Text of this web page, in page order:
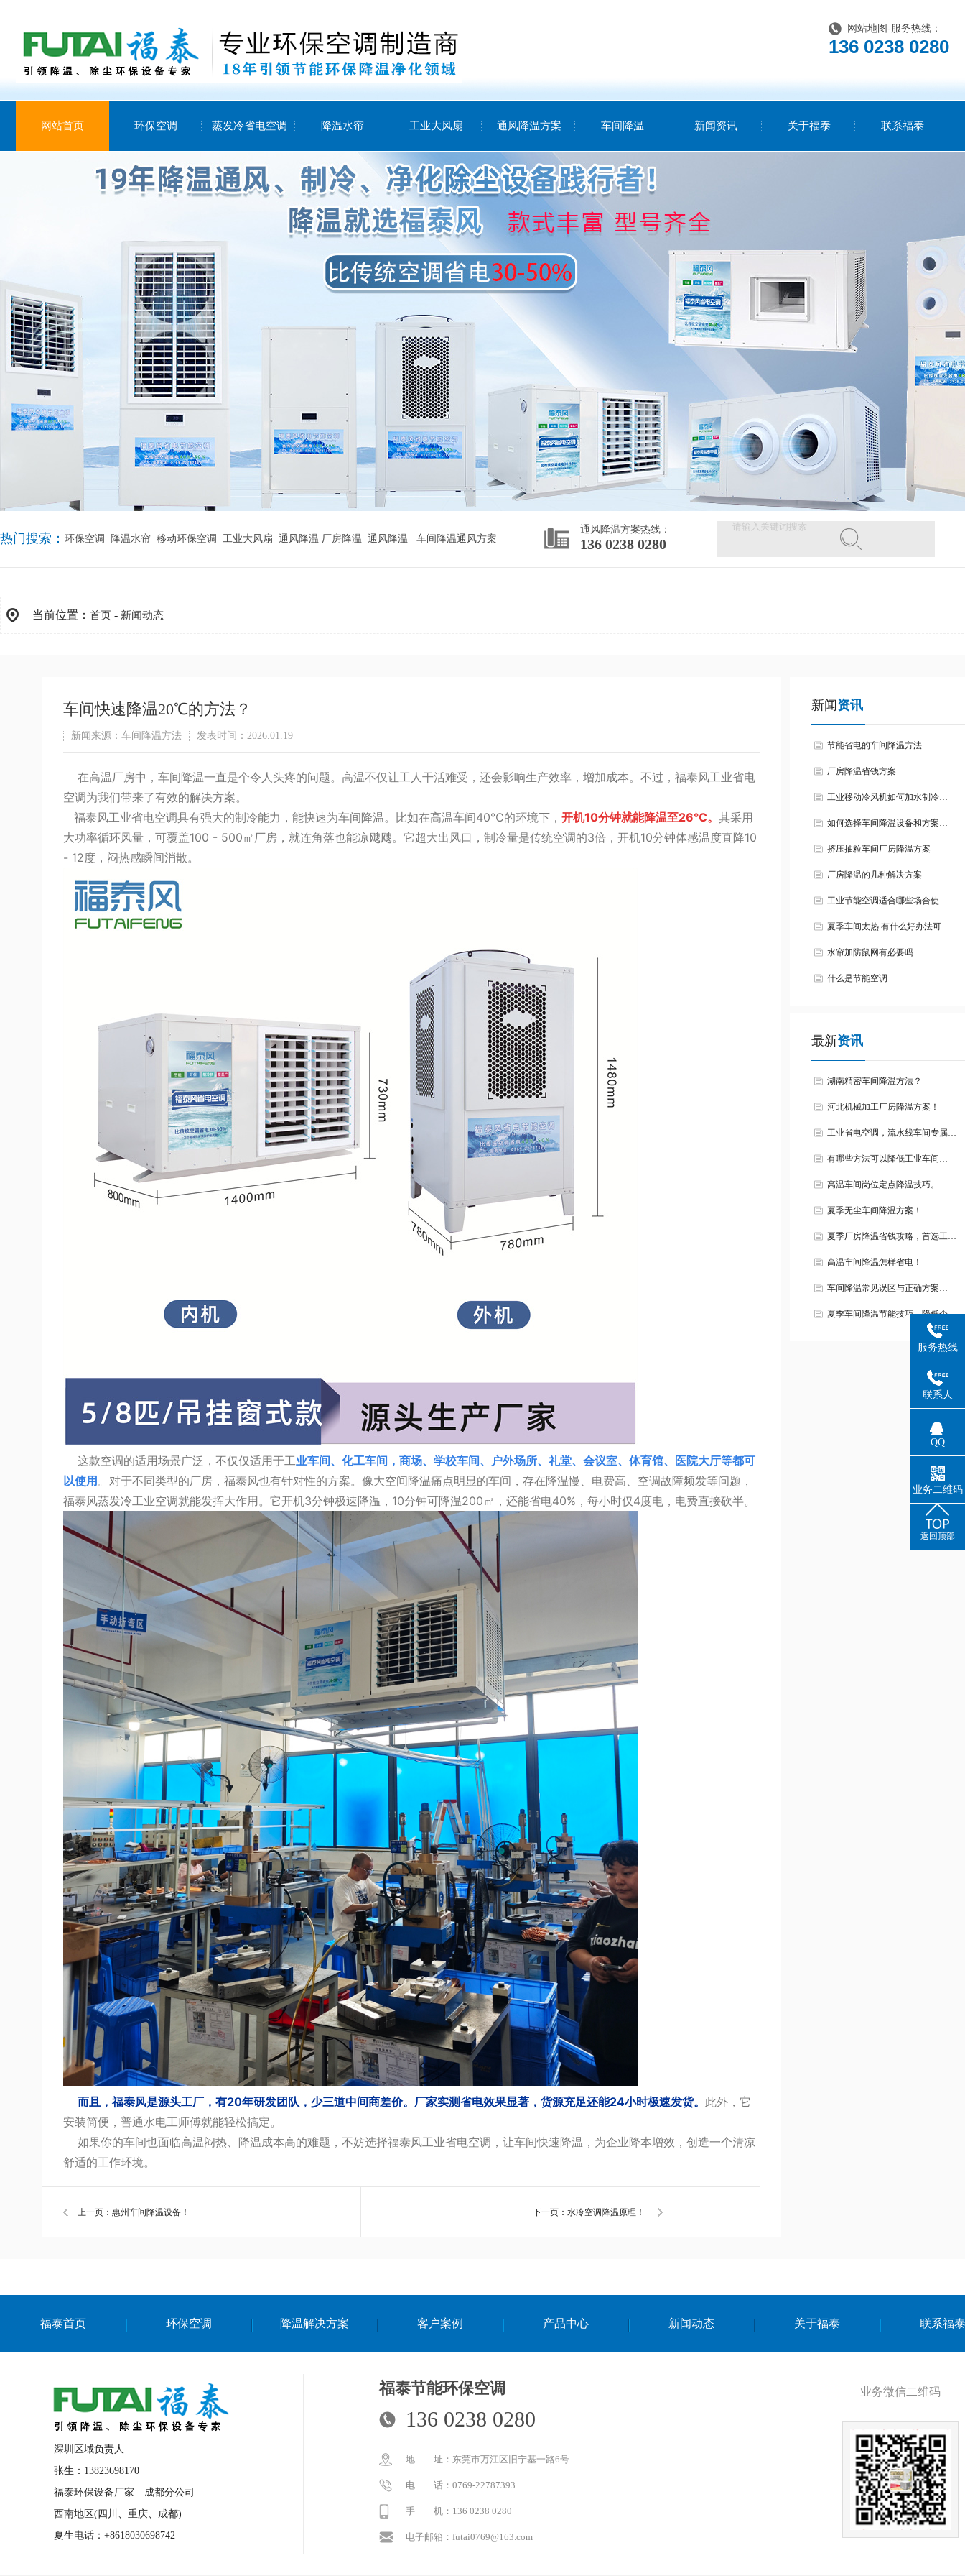
网站地图 -服务热线：
136 0238 0280
网站首页 环保空调 蒸发冷省电空调 降温水帘 工业大风扇 通风降温方案 车间降温 新闻资讯 关于福泰 联系福泰
热门搜索： 环保空调 降温水帘 移动环保空调 工业大风扇 通风降温 厂房降温 通风降温 车间降温通风方案
通风降温方案热线：
136 0238 0280
当前位置： 首页 - 新闻动态
车间快速降温20℃的方法？
新闻来源：车间降温方法 发表时间：2026.01.19
在高温厂房中，车间降温一直是个令人头疼的问题。高温不仅让工人干活难受，还会影响生产效率，增加成本。不过，福泰风工业省电
空调为我们带来了有效的解决方案。
福泰风工业省电空调具有强大的制冷能力，能快速为车间降温。比如在高温车间40℃的环境下， 开机10分钟就能降温至26℃。 其采用
大功率循环风量，可覆盖100 - 500㎡厂房，就连角落也能凉飕飕。它超大出风口，制冷量是传统空调的3倍，开机10分钟体感温度直降10
- 12度，闷热感瞬间消散。
这款空调的适用场景广泛，不仅仅适用于工业车间、化工车间，商场、学校车间、户外场所、礼堂、会议室、体育馆、医院大厅等都可
以使用 。对于不同类型的厂房，福泰风也有针对性的方案。像大空间降温痛点明显的车间，存在降温慢、电费高、空调故障频发等问题，
福泰风蒸发冷工业空调就能发挥大作用。它开机3分钟极速降温，10分钟可降温200㎡，还能省电40%，每小时仅4度电，电费直接砍半。
而且，福泰风是源头工厂，有20年研发团队，少三道中间商差价。厂家实测省电效果显著，货源充足还能24小时极速发货。 此外，它
安装简便，普通水电工师傅就能轻松搞定。
如果你的车间也面临高温闷热、降温成本高的难题，不妨选择福泰风工业省电空调，让车间快速降温，为企业降本增效，创造一个清凉
舒适的工作环境。
上一页：惠州车间降温设备！ 下一页：水冷空调降温原理！
新闻 资讯
节能省电的车间降温方法
厂房降温省钱方案
工业移动冷风机如何加水制冷…
如何选择车间降温设备和方案…
挤压抽粒车间厂房降温方案
厂房降温的几种解决方案
工业节能空调适合哪些场合使…
夏季车间太热 有什么好办法可…
水帘加防鼠网有必要吗
什么是节能空调
最新资讯
湖南精密车间降温方法？
河北机械加工厂房降温方案！
工业省电空调，流水线车间专属…
有哪些方法可以降低工业车间…
高温车间岗位定点降温技巧。…
夏季无尘车间降温方案！
夏季厂房降温省钱攻略，首选工…
高温车间降温怎样省电！
车间降温常见误区与正确方案…
夏季车间降温节能技巧，降低企…
福泰首页 环保空调 降温解决方案 客户案例 产品中心 新闻动态 关于福泰 联系福泰
深圳区域负责人
张生：13823698170
福泰环保设备厂家—成都分公司
西南地区(四川、重庆、成都)
夏生电话：+8618030698742
福泰节能环保空调
136 0238 0280
地 址：东莞市万江区旧宁基一路6号
电 话：0769-22787393
手 机：136 0238 0280
电子邮箱：futai0769@163.com
业务微信二维码
服务热线
联系人
QQ
业务二维码
返回顶部